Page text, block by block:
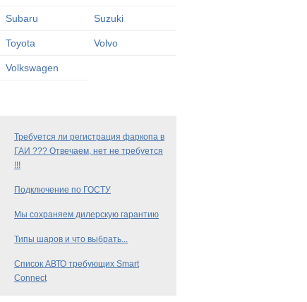
Subaru Suzuki
Toyota Volvo
Volkswagen
Требуется ли регистрация фаркопа в
ГАИ ??? Отвечаем, нет не требуется
!!!
Подключение по ГОСТУ
Мы сохраняем дилерскую гарантию
Типы шаров и что выбрать...
Список АВТО требующих Smart
Connect